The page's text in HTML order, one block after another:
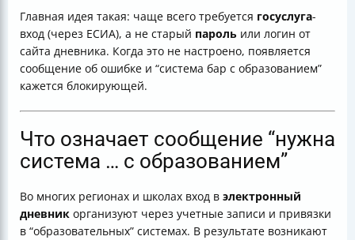
Если вы пришли из другой школы
Мини-памятка: что делать по шагам
Где искать инструкции и “регламент” для
образовательных систем
Итог
Главная идея такая: чаще всего требуется госуслуга-
вход (через ЕСИА), а не старый пароль или логин от
сайта дневника. Когда это не настроено, появляется
сообщение об ошибке и “система бар с образованием”
кажется блокирующей.
Что означает сообщение “нужна
система … с образованием”
Во многих регионах и школах вход в электронный
дневник организуют через учетные записи и привязки
в “образовательных” системах. В результате возникают